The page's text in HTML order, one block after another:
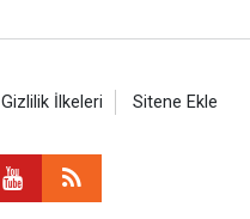
Gizlilik İlkeleri Sitene Ekle